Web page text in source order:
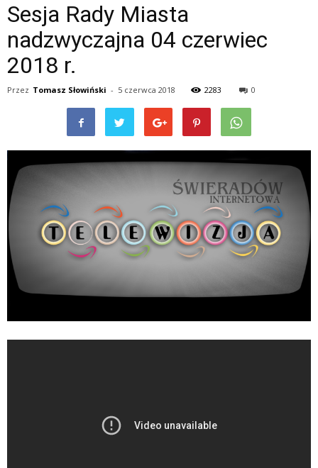
Sesja Rady Miasta
nadzwyczajna 04 czerwiec
2018 r.
Przez Tomasz Słowiński - 5 czerwca 2018 2283 0